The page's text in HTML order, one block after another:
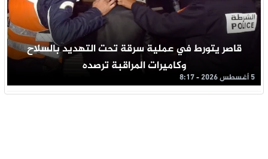
قاصر يتورط في عملية سرقة تحت التهديد بالسلاح
وكاميرات المراقبة ترصده
5 أغسطس 2026 - 8:17